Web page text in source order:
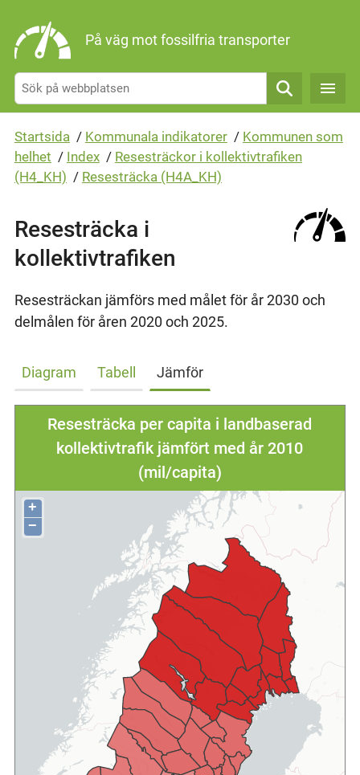
På väg mot fossilfria transporter
Sök
Startsida / Kommunala indikatorer / Kommunen som
helhet / Index / Resesträckor i kollektivtrafiken
(H4_KH) / Resesträcka (H4A_KH)
Resesträcka i
kollektivtrafiken
Resesträckan jämförs med målet för år 2030 och
delmålen för åren 2020 och 2025.
Diagram Tabell Jämför
Resesträcka per capita i landbaserad
kollektivtrafik jämfört med år 2010
(mil/capita)
+
−